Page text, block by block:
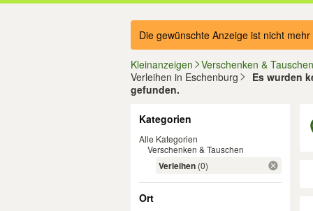
Die gewünschte Anzeige ist nicht
Kleinanzeigen
Verschenken & Tauschen
Verleihen in Eschenburg
Es wurden
gefunden.
Kategorien
Alle Kategorien
Verschenken & Tauschen
Verleihen (0)
Ort